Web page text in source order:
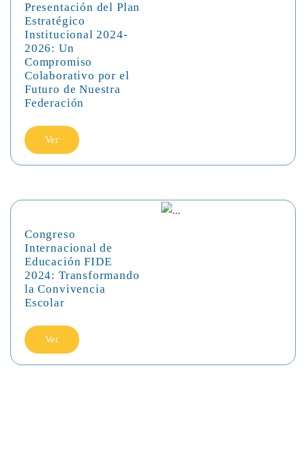
Presentación del Plan
Estratégico
Institucional 2024-
2026: Un
Compromiso
Colaborativo por el
Futuro de Nuestra
Federación
Ver
Congreso
Internacional de
Educación FIDE
2024: Transformando
la Convivencia
Escolar
Ver